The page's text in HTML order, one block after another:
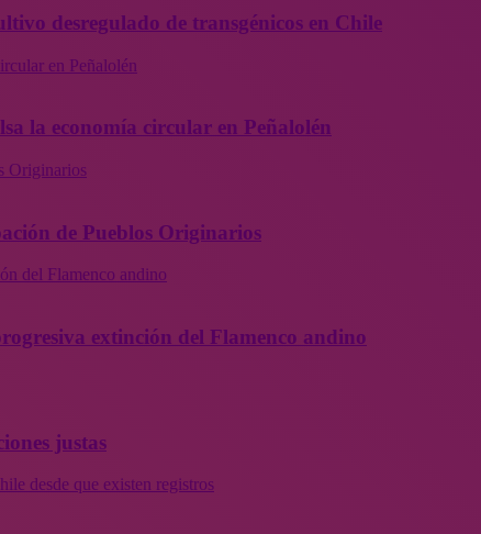
desregulado de transgénicos en Chile
en Peñalolén
la economía circular en Peñalolén
Originarios
de Pueblos Originarios
del Flamenco andino
extinción del Flamenco andino
justas
desde que existen registros